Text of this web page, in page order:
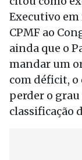
Executivo em
CPMF ao
ainda que o
mandar um
com déficit, o
perder o
classificação